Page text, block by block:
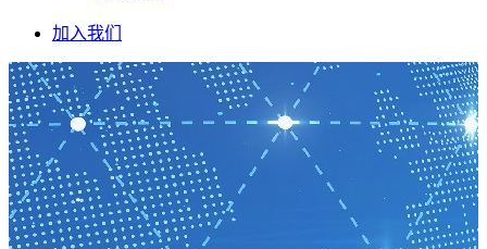
加入我们